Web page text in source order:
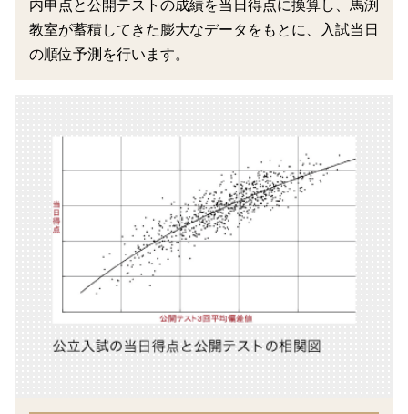
教室が蓄積してきた膨大なデータをもとに、入試当日
の順位予測を行います。